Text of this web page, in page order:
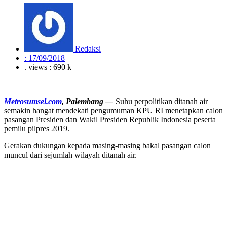
Redaksi
: 17/09/2018
. views : 690 k
Metrosumsel.com, Palembang — Suhu perpolitikan ditanah air
semakin hangat mendekati pengumuman KPU RI menetapkan calon
pasangan Presiden dan Wakil Presiden Republik Indonesia peserta
pemilu pilpres 2019.
Gerakan dukungan kepada masing-masing bakal pasangan calon
muncul dari sejumlah wilayah ditanah air.